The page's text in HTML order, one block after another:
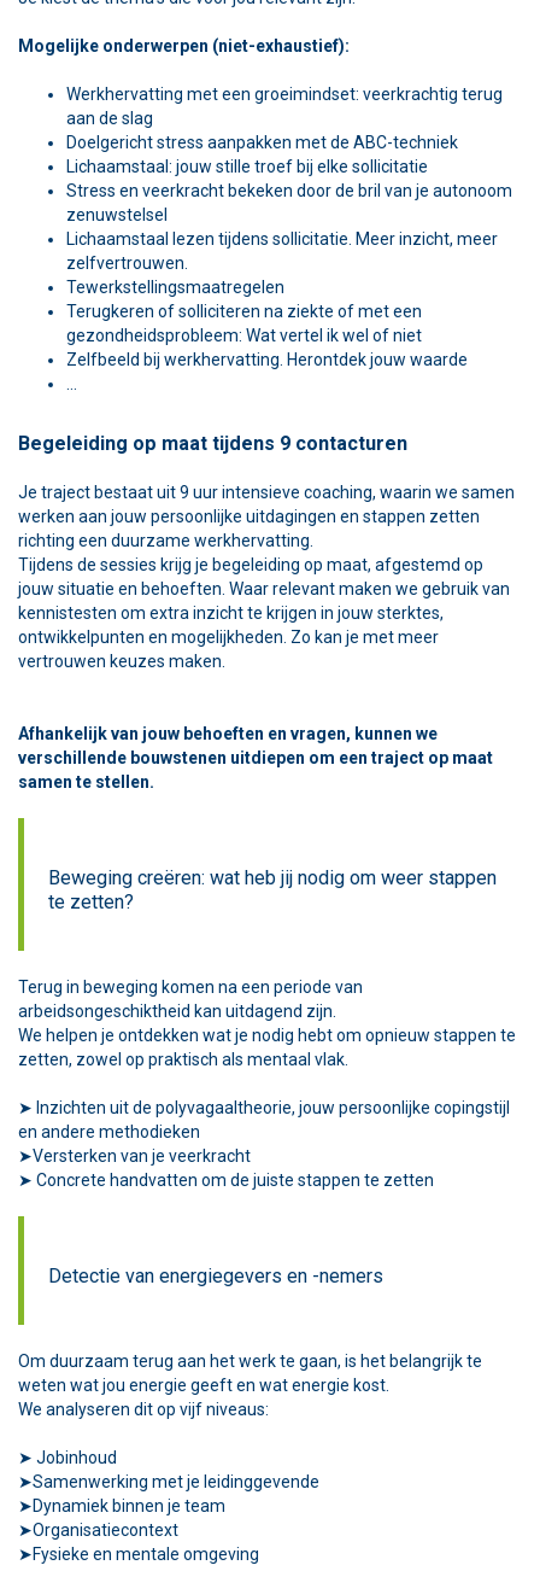
Mogelijke onderwerpen (niet-exhaustief):
Werkhervatting met een groeimindset: veerkrachtig terug
aan de slag
Doelgericht stress aanpakken met de ABC-techniek
Lichaamstaal: jouw stille troef bij elke sollicitatie
Stress en veerkracht bekeken door de bril van je autonoom
zenuwstelsel
Lichaamstaal lezen tijdens sollicitatie. Meer inzicht, meer
zelfvertrouwen.
Tewerkstellingsmaatregelen
Terugkeren of solliciteren na ziekte of met een
gezondheidsprobleem: Wat vertel ik wel of niet
Zelfbeeld bij werkhervatting. Herontdek jouw waarde
Begeleiding op maat tijdens 9 contacturen
Je traject bestaat uit 9 uur intensieve coaching, waarin we samen
werken aan jouw persoonlijke uitdagingen en stappen zetten
richting een duurzame werkhervatting.
Tijdens de sessies krijg je begeleiding op maat, afgestemd op
jouw situatie en behoeften. Waar relevant maken we gebruik van
kennistesten om extra inzicht te krijgen in jouw sterktes,
ontwikkelpunten en mogelijkheden. Zo kan je met meer
vertrouwen keuzes maken.
Afhankelijk van jouw behoeften en vragen, kunnen we
verschillende bouwstenen uitdiepen om een traject op maat
samen te stellen.
Beweging creëren: wat heb jij nodig om weer stappen
te zetten?
Terug in beweging komen na een periode van
arbeidsongeschiktheid kan uitdagend zijn.
We helpen je ontdekken wat je nodig hebt om opnieuw stappen te
zetten, zowel op praktisch als mentaal vlak.
➤ Inzichten uit de polyvagaaltheorie, jouw persoonlijke copingstijl
en andere methodieken
➤Versterken van je veerkracht
➤ Concrete handvatten om de juiste stappen te zetten
Detectie van energiegevers en -nemers
Om duurzaam terug aan het werk te gaan, is het belangrijk te
weten wat jou energie geeft en wat energie kost.
We analyseren dit op vijf niveaus:
➤ Jobinhoud
➤Samenwerking met je leidinggevende
➤Dynamiek binnen je team
➤Organisatiecontext
➤Fysieke en mentale omgeving